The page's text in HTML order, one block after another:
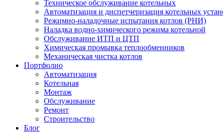
Техническое обслуживание котельных
Автоматизация и диспетчеризация котельных
Режимно-наладочные испытания котлов (РНИ)
Наладка водно-химического режима котельной
Обслуживание ИТП и ЦТП
Химическая промывка теплообменников
Механическая чистка котлов
Портфолио
Автоматизация
Котельная
Монтаж
Обслуживание
Ремонт
Строительство
Блог